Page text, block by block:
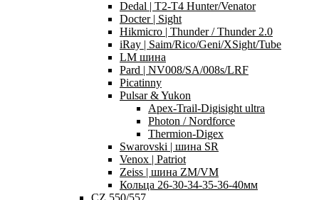
Dedal | T2-T4 Hunter/Venator
Docter | Sight
Hikmicro | Thunder / Thunder 2.0
iRay | Saim/Rico/Geni/XSight/Tube
LM шина
Pard | NV008/SA/008s/LRF
Picatinny
Pulsar & Yukon
Apex-Trail-Digisight ultra
Photon / Nordforce
Thermion-Digex
Swarovski | шина SR
Venox | Patriot
Zeiss | шина ZM/VM
Кольца 26-30-34-35-36-40мм
CZ 550/557